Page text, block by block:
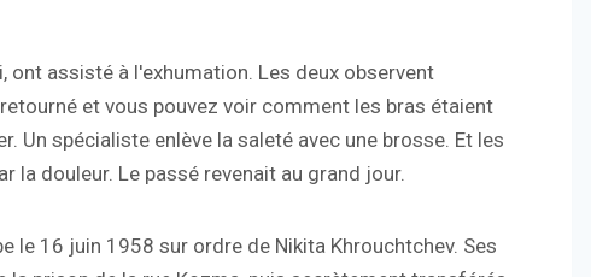
ont assisté à l'exhumation. Les deux observent
et vous pouvez voir comment les bras étaient
Un spécialiste enlève la saleté avec une brosse. Et les
la douleur. Le passé revenait au grand jour.
le 16 juin 1958 sur ordre de Nikita Khrouchtchev. Ses